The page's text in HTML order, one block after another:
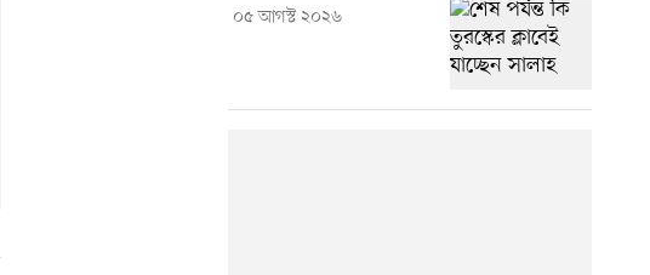
০৫ আগস্ট ২০২৬